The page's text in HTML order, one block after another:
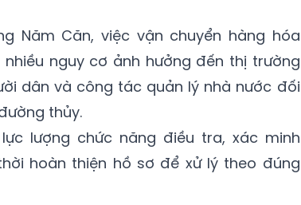
Năm Căn, việc vận chuyển hàng hóa
nguy cơ ảnh hưởng đến thị trường
dân và công tác quản lý nhà nước đối
thủy.
lượng chức năng điều tra, xác minh
hoàn thiện hồ sơ để xử lý theo đúng